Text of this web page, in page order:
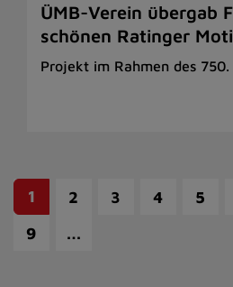
ÜMB-Verein übergab
schönen Ratinger
Projekt im Rahmen des
1 2 3 4 5
9
…